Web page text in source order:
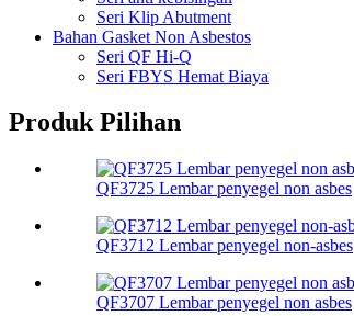
Seri Klip Abutment
Bahan Gasket Non Asbestos
Seri QF Hi-Q
Seri FBYS Hemat Biaya
Produk Pilihan
QF3725 Lembar penyegel non asbes
QF3712 Lembar penyegel non-asbes
QF3707 Lembar penyegel non asbes